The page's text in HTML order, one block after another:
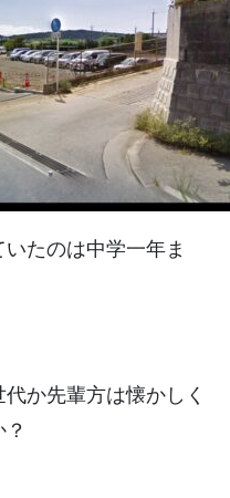
たのは中学一年ま
か先輩方は懐かしく